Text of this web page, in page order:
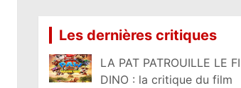
Les dernières critiques
LA PAT PATROUILLE LE
DINO : la critique du film